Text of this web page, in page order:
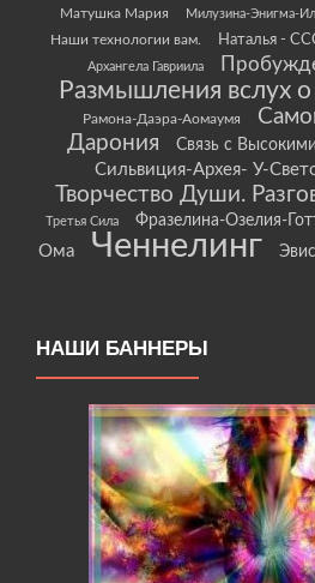
Матушка Мария Милузина-Энигма-
Наши технологии вам.
Наталья -
Архангела Гавриила
Размышления вслух
Рамона-Даэра-Аомаумя
Дарония
Связь с
Сильвиция-Архея- У-
Творчество Души.
Третья Сила Фразелина-Озелия-
Ома
Ченнелинг
НАШИ БАННЕРЫ